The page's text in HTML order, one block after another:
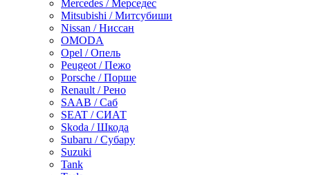
Mercedes / Мерседес
Mitsubishi / Митсубиши
Nissan / Ниссан
OMODA
Opel / Опель
Peugeot / Пежо
Porsche / Порше
Renault / Рено
SAAB / Саб
SEAT / СИАТ
Skoda / Шкода
Subaru / Субару
Suzuki
Tank